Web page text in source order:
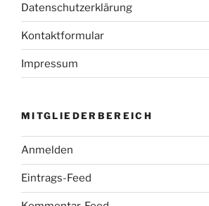
Datenschutzerklärung
Kontaktformular
Impressum
MITGLIEDERBEREICH
Anmelden
Eintrags-Feed